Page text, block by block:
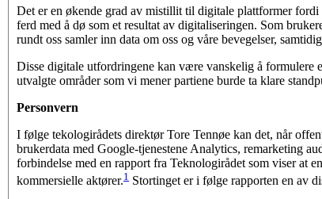
Det er en økende grad av mistillit til digitale plattformer
ferd med å dø som et resultat av digitaliseringen. Som
rundt oss samler inn data om oss og våre bevegelser,
Disse digitale utfordringene kan være vanskelig å formulere
utvalgte områder som vi mener partiene burde ta klare
Personvern
I følge tekologirådets direktør Tore Tennøe kan det, når
brukerdata med Google-tjenestene Analytics, remarketing
forbindelse med en rapport fra Teknologi­rådet som viser at
kommersielle aktører.1 Stortinget er i følge rapporten en av